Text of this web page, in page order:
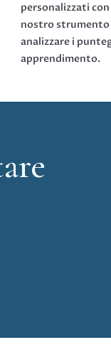
personalizzati con
nostro strumento
analizzare i
apprendimento.